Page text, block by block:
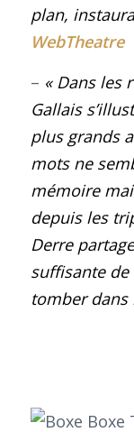
plan,
WebTheatre
– « Dans les
Gallais
plus grands
mots ne
mémoire
depuis les
Derre
suffisante
tomber dans